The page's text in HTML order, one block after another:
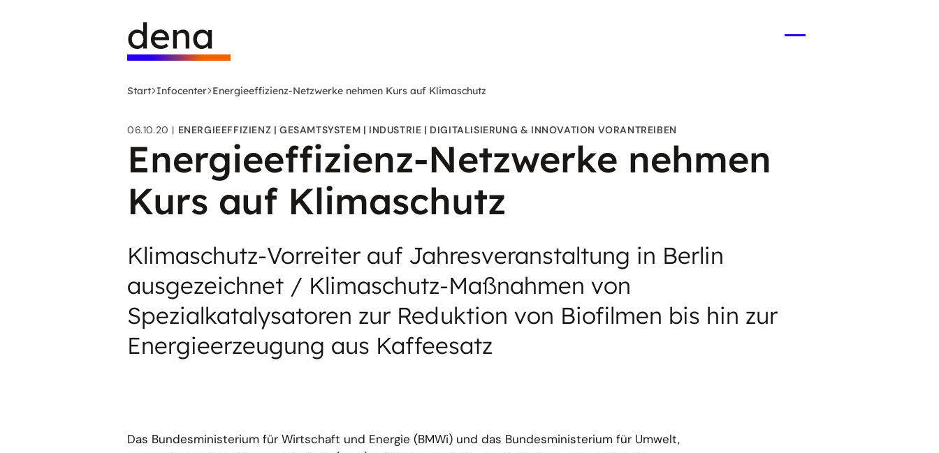
Deutsche
Energie-
Agentur
-
Startseite
Start Infocenter Energieeffizienz-Netzwerke nehmen Kurs auf Klimaschutz
06.10.20 ENERGIEEFFIZIENZ GESAMTSYSTEM INDUSTRIE DIGITALISIERUNG & INNOVATION VORANTREIBEN
Energieeffizienz-Netzwerke nehmen
Kurs auf Klimaschutz
Klimaschutz-Vorreiter auf Jahresveranstaltung in Berlin
ausgezeichnet / Klimaschutz-Maßnahmen von
Spezialkatalysatoren zur Reduktion von Biofilmen bis hin zur
Energieerzeugung aus Kaffeesatz
Das Bundesministerium für Wirtschaft und Energie (BMWi) und das Bundesministerium für Umwelt,